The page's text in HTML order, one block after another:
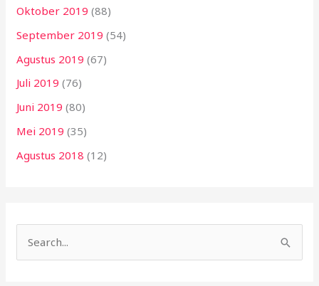
Oktober 2019 (88)
September 2019 (54)
Agustus 2019 (67)
Juli 2019 (76)
Juni 2019 (80)
Mei 2019 (35)
Agustus 2018 (12)